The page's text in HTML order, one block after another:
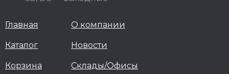
Главная
Каталог
Корзина
О компании
Новости
Склады/Офисы